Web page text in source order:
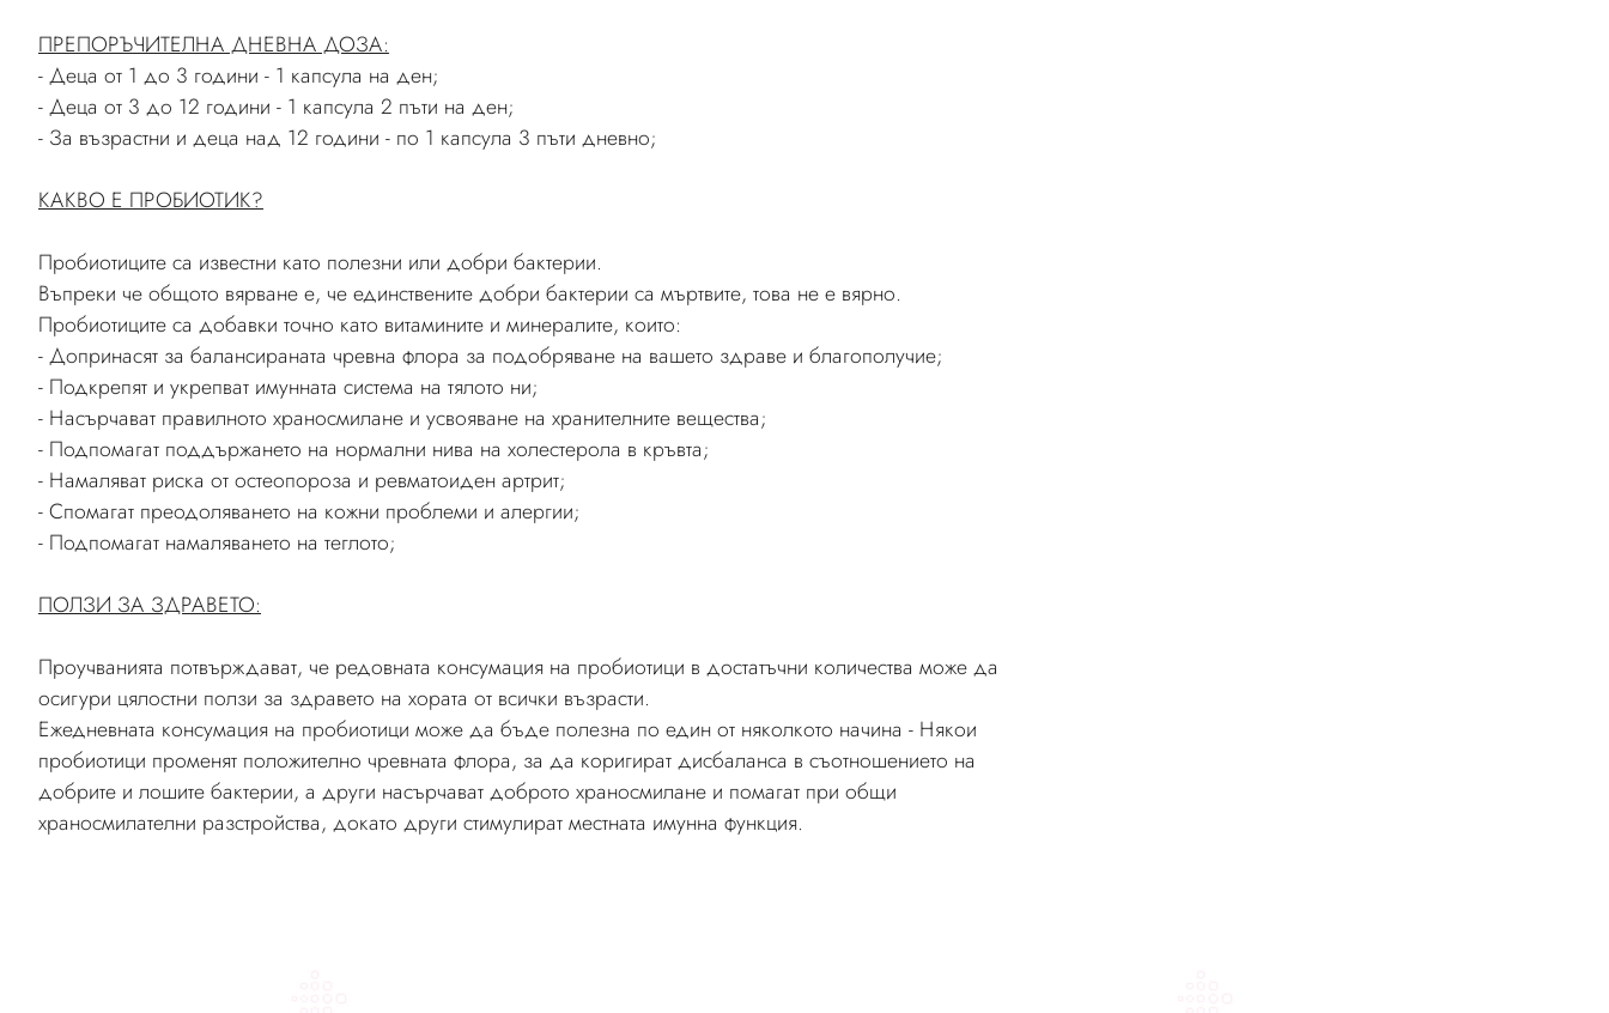
ПРЕПОРЪЧИТЕЛНА ДНЕВНА ДОЗА:
- Деца от 1 до 3 години - 1 капсула на ден;
- Деца от 3 до 12 години - 1 капсула 2 пъти на ден;
- За възрастни и деца над 12 години - по 1 капсула 3 пъти дневно;
КАКВО Е ПРОБИОТИК?
Пробиотиците са известни като полезни или добри бактерии.
Въпреки че общото вярване е, че единствените добри бактерии са мъртвите, това не е вярно.
Пробиотиците са добавки точно като витамините и минералите, които:
- Допринасят за балансираната чревна флора за подобряване на вашето здраве и благополучие;
- Подкрепят и укрепват имунната система на тялото ни;
- Насърчават правилното храносмилане и усвояване на хранителните вещества;
- Подпомагат поддържането на нормални нива на холестерола в кръвта;
- Намаляват риска от остеопороза и ревматоиден артрит;
- Спомагат преодоляването на кожни проблеми и алергии;
- Подпомагат намаляването на теглото;
ПОЛЗИ ЗА ЗДРАВЕТО:
Проучванията потвърждават, че редовната консумация на пробиотици в достатъчни количества може да
осигури цялостни ползи за здравето на хората от всички възрасти.
Ежедневната консумация на пробиотици може да бъде полезна по един от няколкото начина - Някои
пробиотици променят положително чревната флора, за да коригират дисбаланса в съотношението на
добрите и лошите бактерии, а други насърчават доброто храносмилане и помагат при общи
храносмилателни разстройства, докато други стимулират местната имунна функция.